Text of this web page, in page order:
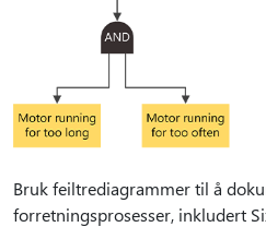
Bruk feiltrediagrammer til å
forretningsprosesser, inkludert